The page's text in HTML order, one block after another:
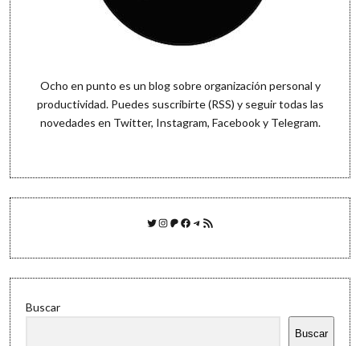
Ocho en punto es un blog sobre organización personal y
productividad. Puedes suscribirte (RSS) y seguir todas las
novedades en Twitter, Instagram, Facebooky Telegram.
Twitter
Instagram
Patreon
Facebook
Telegram
Feed RSS
Buscar
Buscar